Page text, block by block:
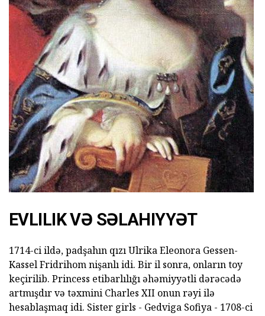
EVLILIK VƏ SƏLAHIYYƏT
1714-ci ildə, padşahın qızı Ulrika Eleonora Gessen-
Kassel Fridrihom nişanlı idi. Bir il sonra, onların toy
keçirilib. Princess etibarlılığı əhəmiyyətli dərəcədə
artmışdır və təxmini Charles XII onun rəyi ilə
hesablaşmaq idi. Sister girls - Gedviga Sofiya - 1708-ci